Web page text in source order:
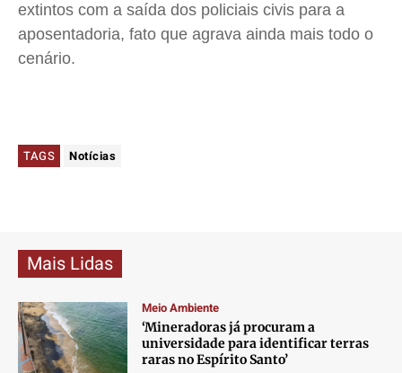
extintos com a saída dos policiais civis para a
aposentadoria, fato que agrava ainda mais todo o
cenário.
TAGS Notícias
Mais Lidas
Meio Ambiente
‘Mineradoras já procuram a
universidade para identificar terras
raras no Espírito Santo’